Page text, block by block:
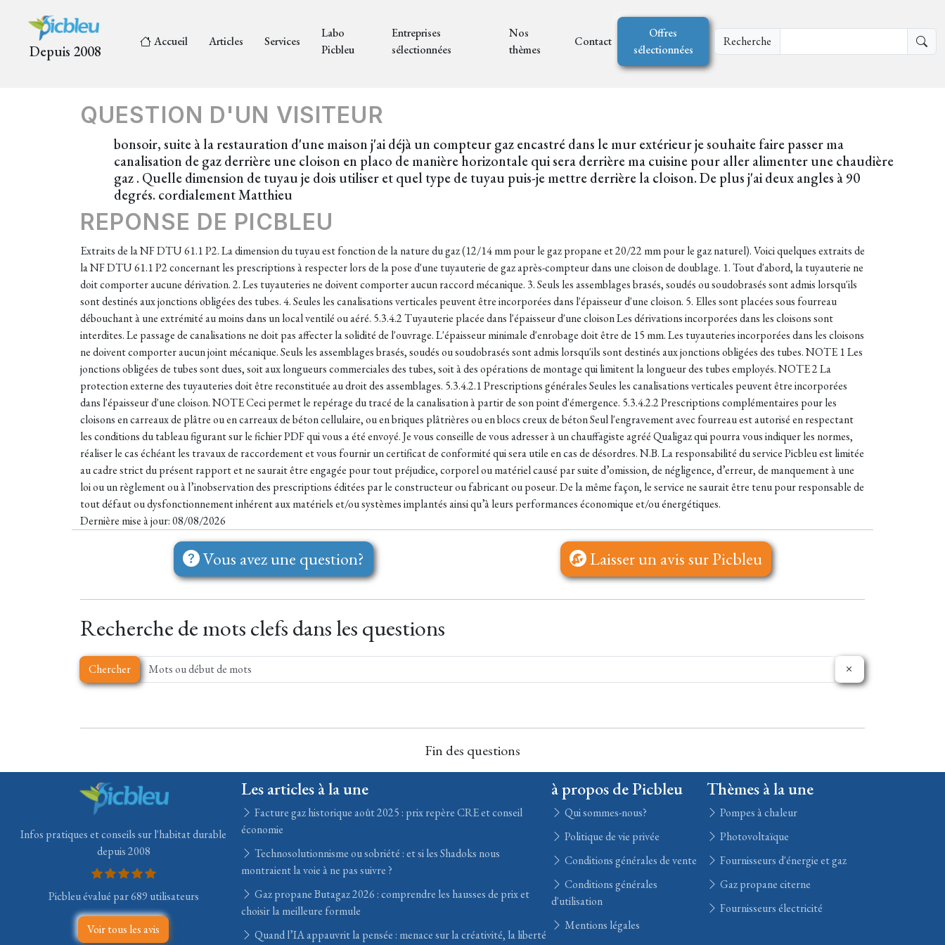
Depuis 2008
Accueil Articles Services
Labo
Picbleu
Entreprises
sélectionnées
Nos
thèmes
Contact
Offres
sélectionnées
Recherche
QUESTION D'UN VISITEUR
bonsoir, suite à la restauration d'une maison j'ai déjà un compteur gaz encastré dans le mur extérieur je souhaite faire passer ma
canalisation de gaz derrière une cloison en placo de manière horizontale qui sera derrière ma cuisine pour aller alimenter une chaudière
gaz . Quelle dimension de tuyau je dois utiliser et quel type de tuyau puis-je mettre derrière la cloison. De plus j'ai deux angles à 90
degrés. cordialement Matthieu
REPONSE DE PICBLEU
Extraits de la NF DTU 61.1 P2. La dimension du tuyau est fonction de la nature du gaz (12/14 mm pour le gaz propane et 20/22 mm pour le gaz naturel). Voici quelques extraits de
la NF DTU 61.1 P2 concernant les prescriptions à respecter lors de la pose d'une tuyauterie de gaz après-compteur dans une cloison de doublage. 1. Tout d'abord, la tuyauterie ne
doit comporter aucune dérivation. 2. Les tuyauteries ne doivent comporter aucun raccord mécanique. 3. Seuls les assemblages brasés, soudés ou soudobrasés sont admis lorsqu'ils
sont destinés aux jonctions obligées des tubes. 4. Seules les canalisations verticales peuvent être incorporées dans l'épaisseur d'une cloison. 5. Elles sont placées sous fourreau
débouchant à une extrémité au moins dans un local ventilé ou aéré. 5.3.4.2 Tuyauterie placée dans l'épaisseur d'une cloison Les dérivations incorporées dans les cloisons sont
interdites. Le passage de canalisations ne doit pas affecter la solidité de l'ouvrage. L'épaisseur minimale d'enrobage doit être de 15 mm. Les tuyauteries incorporées dans les cloisons
ne doivent comporter aucun joint mécanique. Seuls les assemblages brasés, soudés ou soudobrasés sont admis lorsqu'ils sont destinés aux jonctions obligées des tubes. NOTE 1 Les
jonctions obligées de tubes sont dues, soit aux longueurs commerciales des tubes, soit à des opérations de montage qui limitent la longueur des tubes employés. NOTE 2 La
protection externe des tuyauteries doit être reconstituée au droit des assemblages. 5.3.4.2.1 Prescriptions générales Seules les canalisations verticales peuvent être incorporées
dans l'épaisseur d'une cloison. NOTE Ceci permet le repérage du tracé de la canalisation à partir de son point d'émergence. 5.3.4.2.2 Prescriptions complémentaires pour les
cloisons en carreaux de plâtre ou en carreaux de béton cellulaire, ou en briques plâtrières ou en blocs creux de béton Seul l'engravement avec fourreau est autorisé en respectant
les conditions du tableau figurant sur le fichier PDF qui vous a été envoyé. Je vous conseille de vous adresser à un chauffagiste agréé Qualigaz qui pourra vous indiquer les normes,
réaliser le cas échéant les travaux de raccordement et vous fournir un certificat de conformité qui sera utile en cas de désordres. N.B. La responsabilité du service Picbleu est limitée
au cadre strict du présent rapport et ne saurait être engagée pour tout préjudice, corporel ou matériel causé par suite d’omission, de négligence, d’erreur, de manquement à une
loi ou un règlement ou à l’inobservation des prescriptions éditées par le constructeur ou fabricant ou poseur. De la même façon, le service ne saurait être tenu pour responsable de
tout défaut ou dysfonctionnement inhérent aux matériels et/ou systèmes implantés ainsi qu’à leurs performances économique et/ou énergétiques.
Dernière mise à jour: 08/08/2026
Vous avez une question? Laisser un avis sur Picbleu
Recherche de mots clefs dans les questions
Chercher
Fin des questions
Infos pratiques et conseils sur l'habitat durable
depuis 2008
Picbleu évalué par 689 utilisateurs
Voir tous les avis
Les articles à la une
Facture gaz historique août 2025 : prix repère CRE et conseil
économie
Technosolutionnisme ou sobriété : et si les Shadoks nous
montraient la voie à ne pas suivre ?
Gaz propane Butagaz 2026 : comprendre les hausses de prix et
choisir la meilleure formule
Quand l’IA appauvrit la pensée : menace sur la créativité, la liberté
à propos de Picbleu
Qui sommes-nous?
Politique de vie privée
Conditions générales de vente
Conditions générales
d'utilisation
Mentions légales
Thèmes à la une
Pompes à chaleur
Photovoltaïque
Fournisseurs d'énergie et gaz
Gaz propane citerne
Fournisseurs électricité